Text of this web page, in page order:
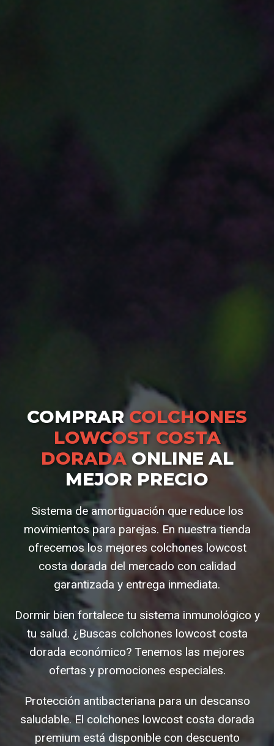
COMPRARCOLCHONES
LOWCOST COSTA
DORADAONLINE AL
MEJOR PRECIO
Sistema de amortiguación que reduce los
movimientos para parejas. En nuestra tienda
ofrecemos los mejores colchones lowcost
costa dorada del mercado con calidad
garantizada y entrega inmediata.
Dormir bien fortalece tu sistema inmunológico y
tu salud. ¿Buscas colchones lowcost costa
dorada económico? Tenemos las mejores
ofertas y promociones especiales.
Protección antibacteriana para un descanso
saludable. El colchones lowcost costa dorada
premium está disponible con descuento